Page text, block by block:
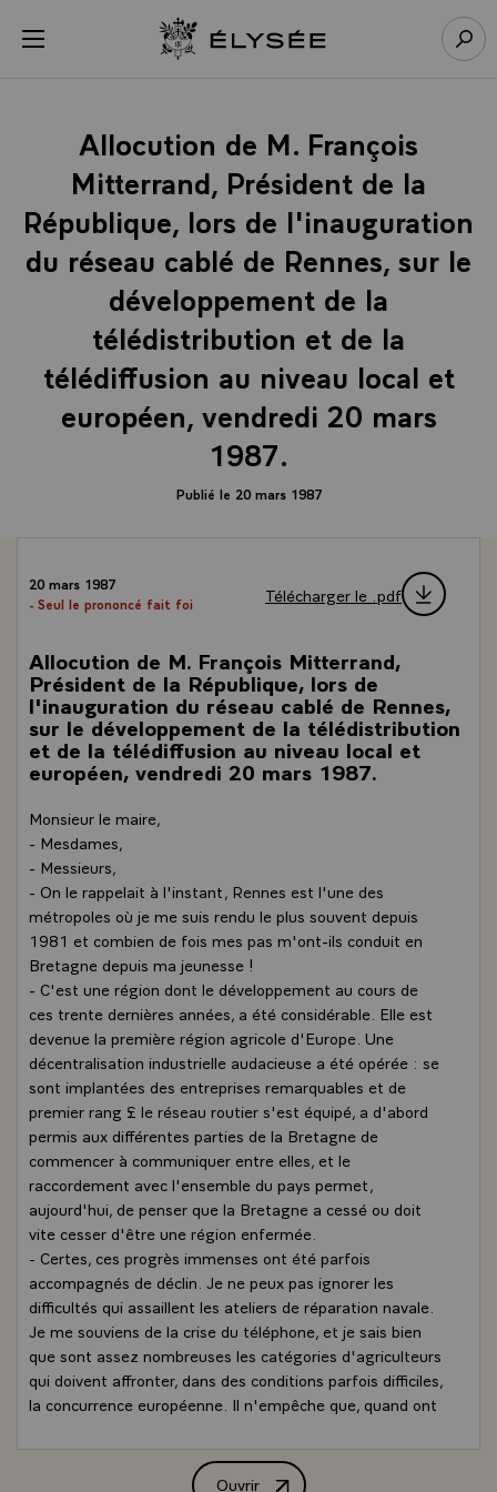
menu Retour à l’accueil Élysée
Allocution de M. François
Mitterrand, Président de la
République, lors de l'inauguration
du réseau cablé de Rennes, sur le
développement de la
télédistribution et de la
télédiffusion au niveau local et
européen, vendredi 20 mars
1987.
Publié le 20 mars 1987
20 mars 1987
- Seul le prononcé fait foi
Télécharger le .pdf
Allocution de M. François Mitterrand,
Président de la République, lors de
l'inauguration du réseau cablé de Rennes,
sur le développement de la télédistribution
et de la télédiffusion au niveau local et
européen, vendredi 20 mars 1987.
Monsieur le maire,
- Mesdames,
- Messieurs,
- On le rappelait à l'instant, Rennes est l'une des
métropoles où je me suis rendu le plus souvent depuis
1981 et combien de fois mes pas m'ont-ils conduit en
Bretagne depuis ma jeunesse !
- C'est une région dont le développement au cours de
ces trente dernières années, a été considérable. Elle est
devenue la première région agricole d'Europe. Une
décentralisation industrielle audacieuse a été opérée : se
sont implantées des entreprises remarquables et de
premier rang £ le réseau routier s'est équipé, a d'abord
permis aux différentes parties de la Bretagne de
commencer à communiquer entre elles, et le
raccordement avec l'ensemble du pays permet,
aujourd'hui, de penser que la Bretagne a cessé ou doit
vite cesser d'être une région enfermée.
- Certes, ces progrès immenses ont été parfois
accompagnés de déclin. Je ne peux pas ignorer les
difficultés qui assaillent les ateliers de réparation navale.
Je me souviens de la crise du téléphone, et je sais bien
que sont assez nombreuses les catégories d'agriculteurs
qui doivent affronter, dans des conditions parfois difficiles,
la concurrence européenne. Il n'empêche que, quand ont
plusieurs causes qu'il faut comprendre et dont il faudra
Ouvrir
Panneau de gestion des cookies